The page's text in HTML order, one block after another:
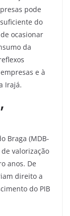
pode
do
ocasionar
da
e à
Irajá.
Braga (MDB-
valorização
anos. De
direito a
do PIB